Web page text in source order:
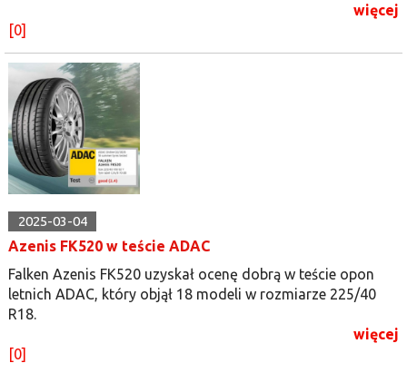
więcej
[0]
2025-03-04
Azenis FK520 w teście ADAC
Falken Azenis FK520 uzyskał ocenę dobrą w teście opon
letnich ADAC, który objął 18 modeli w rozmiarze 225/40
R18.
więcej
[0]